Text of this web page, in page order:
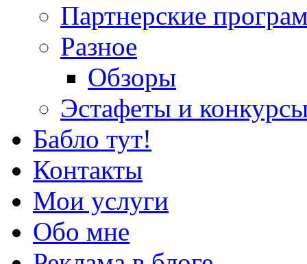
Партнерские
Разное
Обзоры
Эстафеты и
Бабло тут!
Контакты
Мои услуги
Обо мне